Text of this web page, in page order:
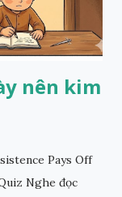
nên kim
Pays Off
Nghe đọc